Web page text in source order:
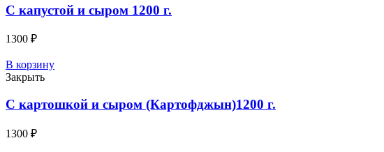
C капустой и сыром 1200 г.
1300 ₽
В корзину
Закрыть
C картошкой и сыром (Картофджын)1200 г.
1300 ₽